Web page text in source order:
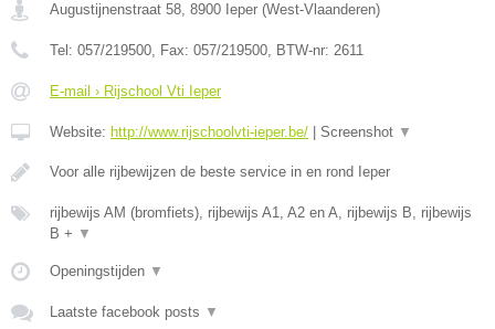
Augustijnenstraat 58, 8900 Ieper (West-Vlaanderen)
Tel: 057/219500, Fax: 057/219500, BTW-nr: 2611
E-mail › Rijschool Vti Ieper
Website: http://www.rijschoolvti-ieper.be/ Screenshot ▼
Voor alle rijbewijzen de beste service in en rond Ieper
rijbewijs AM (bromfiets), rijbewijs A1, A2 en A, rijbewijs B, rijbewijs
B + ▼
Openingstijden ▼
Laatste facebook posts ▼